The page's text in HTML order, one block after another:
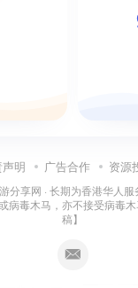
明 广告合作 资源
分享网 · 长期为香港华人
病毒木马，亦不接受病毒
稿】